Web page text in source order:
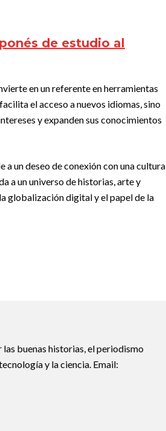
de estudio al
en un referente en herramientas
el acceso a nuevos idiomas, sino
y expanden sus conocimientos
un deseo de conexión con una cultura
a un universo de historias, arte y
globalización digital y el papel de la
buenas historias, el periodismo
y la ciencia. Email: